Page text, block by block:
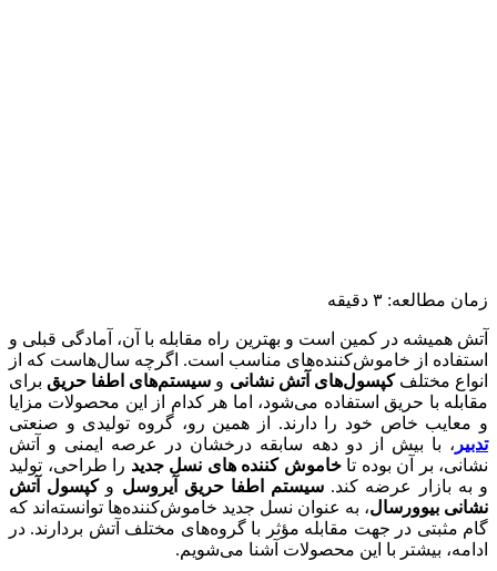
زمان مطالعه: ۳ دقیقه
آتش همیشه در کمین است و بهترین راه مقابله با آن، آمادگی قبلی و
استفاده از خاموش‌کننده‌های مناسب است. اگرچه سال‌هاست که از
انواع مختلفکپسول‌های آتش‌ نشانی و سیستم‌های اطفا حریق برای
مقابله با حریق استفاده می‌شود، اما هر کدام از این محصولات مزایا
و معایب خاص خود را دارند. از همین رو، گروه تولیدی و صنعتی
تدبیر ، با بیش از دو دهه سابقه درخشان در عرصه ایمنی و آتش
نشانی، بر آن بوده تاخاموش کننده های نسل جدید را طراحی، تولید
و به بازار عرضه کند. سیستم اطفا حریق آیروسل وکپسول آتش
نشانی بیوورسال، به عنوان نسل جدید خاموش‌کننده‌ها توانسته‌اند که
گام مثبتی در جهت مقابله مؤثر با گروه‌های مختلف آتش بردارند. در
ادامه، بیشتر با این محصولات آشنا می‌شویم.